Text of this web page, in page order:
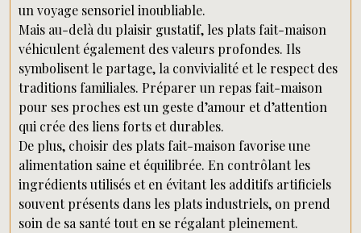
un voyage sensoriel inoubliable.
Mais au-delà du plaisir gustatif, les plats fait-maison
véhiculent également des valeurs profondes. Ils
symbolisent le partage, la convivialité et le respect des
traditions familiales. Préparer un repas fait-maison
pour ses proches est un geste d’amour et d’attention
qui crée des liens forts et durables.
De plus, choisir des plats fait-maison favorise une
alimentation saine et équilibrée. En contrôlant les
ingrédients utilisés et en évitant les additifs artificiels
souvent présents dans les plats industriels, on prend
soin de sa santé tout en se régalant pleinement.